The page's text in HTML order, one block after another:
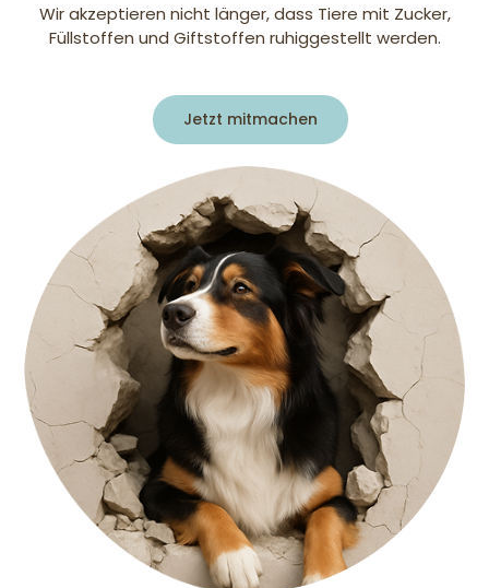
Wir akzeptieren nicht länger, dass Tiere mit Zucker,
Füllstoffen und Giftstoffen ruhiggestellt werden.
Jetzt mitmachen